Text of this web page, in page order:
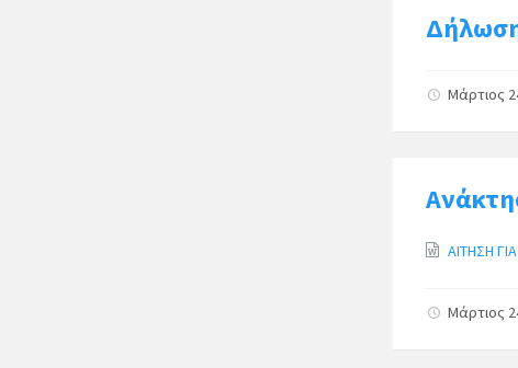
Μάρτιος
ΑΙΤΗΣΗ
Μάρτιος